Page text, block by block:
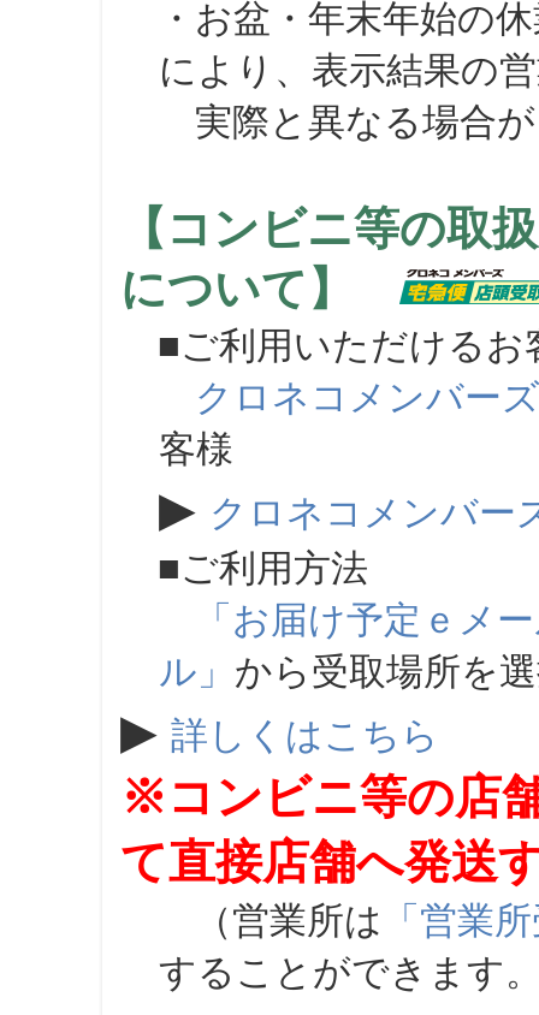
・お盆・年末年始の
により、表示結果の
実際と異なる場合が
【コンビニ等の取
について】
■ご利用いただけるお
クロネコメンバーズ
客様
▶ クロネコメンバー
■ご利用方法
「お届け予定ｅメ
ル」 から受取場所を
▶ 詳しくはこちら
※コンビニ等の店
て直接店舗へ発送
（営業所は 「営業
することができます